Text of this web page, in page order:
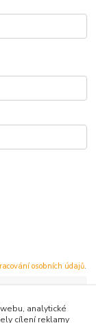
osobních údajů.
analytické
cílení reklamy